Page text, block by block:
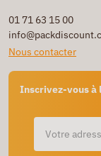
01 71 63 15 00
Nous contacter
Inscrivez-vous à